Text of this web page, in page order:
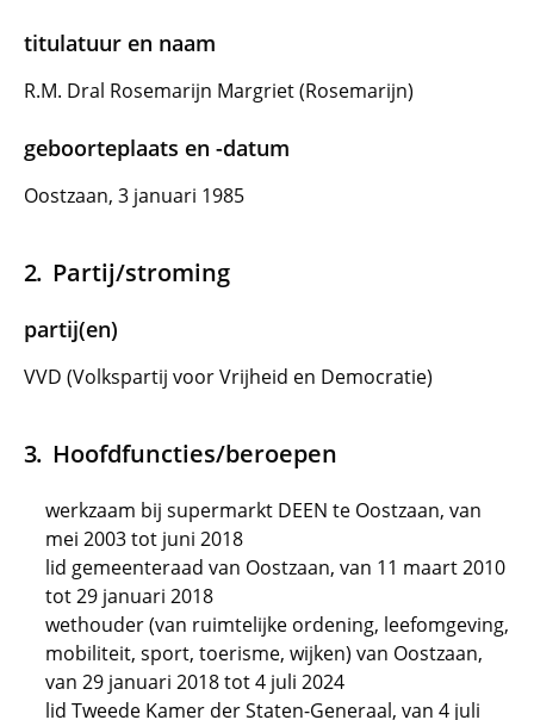
titulatuur en naam
R.M. Dral Rosemarijn Margriet (Rosemarijn)
geboorteplaats en -datum
Oostzaan, 3 januari 1985
Partij/stroming
partij(en)
VVD (Volkspartij voor Vrijheid en Democratie)
Hoofdfuncties/beroepen
werkzaam bij supermarkt DEEN te Oostzaan, van
mei 2003 tot juni 2018
lid gemeenteraad van Oostzaan, van 11 maart 2010
tot 29 januari 2018
wethouder (van ruimtelijke ordening, leefomgeving,
mobiliteit, sport, toerisme, wijken) van Oostzaan,
van 29 januari 2018 tot 4 juli 2024
lid Tweede Kamer der Staten-Generaal, van 4 juli